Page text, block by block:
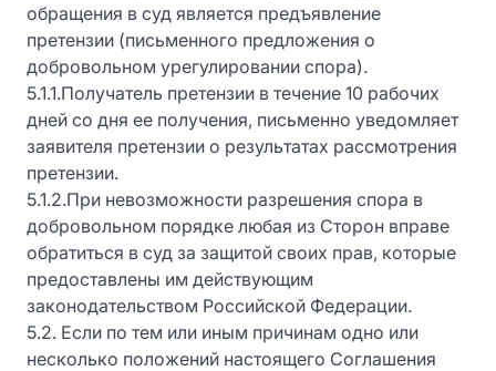
обращения в суд является предъявление
претензии (письменного предложения о
добровольном урегулировании спора).
5.1.1.Получатель претензии в течение 10 рабочих
дней со дня ее получения, письменно уведомляет
заявителя претензии о результатах рассмотрения
претензии.
5.1.2.При невозможности разрешения спора в
добровольном порядке любая из Сторон вправе
обратиться в суд за защитой своих прав, которые
предоставлены им действующим
законодательством Российской Федерации.
5.2. Если по тем или иным причинам одно или
несколько положений настоящего Соглашения